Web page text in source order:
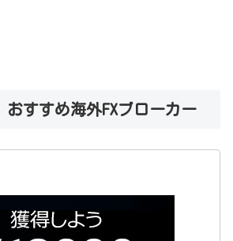
おすすめ海外FXブローカー